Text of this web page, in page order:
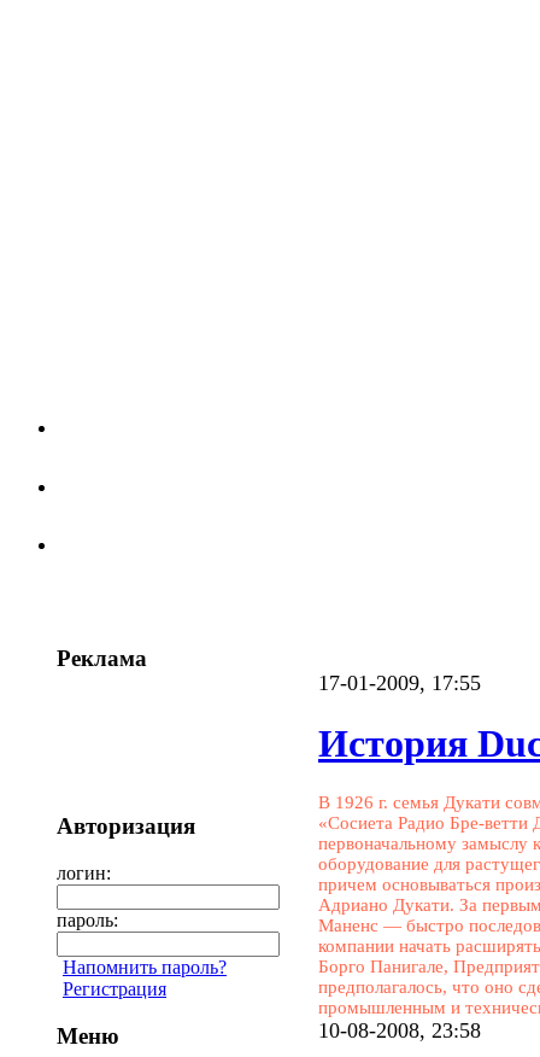
Реклама
Авторизация
логин:
пароль:
Напомнить пароль?
Регистрация
Меню
17-01-2009, 17:55
История
В 1926 г. семья Дукати
«Сосиета Радио Бре-ветти
первоначальному замыслу
оборудование для
причем основываться
Адриано Дукати. За
Маненс — быстро
компании начать
Борго Панигале,
предполагалось, что оно
промышленным и
10-08-2008, 23:58